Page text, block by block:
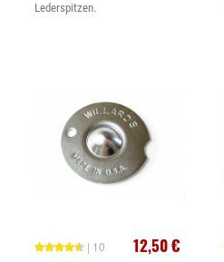
Lederspitzen.
12,50 €
| 10